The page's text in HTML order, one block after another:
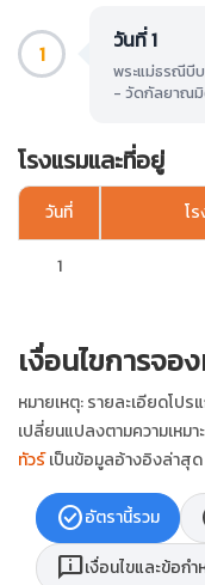
1 วันที่ 1
พระแม่ธรณีบี
- วัดกัลยาณมิ
โรงแรมและที่อยู่
วันที่ โ
1
เงื่อนไขการจอ
หมายเหตุ: รายละเอียดโปร
เปลี่ยนแปลงตามความเหม
ทัวร์เป็นข้อมูลอ้างอิงล่าสุด
check_circleอัตรานี้รวม
chat_infoเงื่อนไขและข้อก